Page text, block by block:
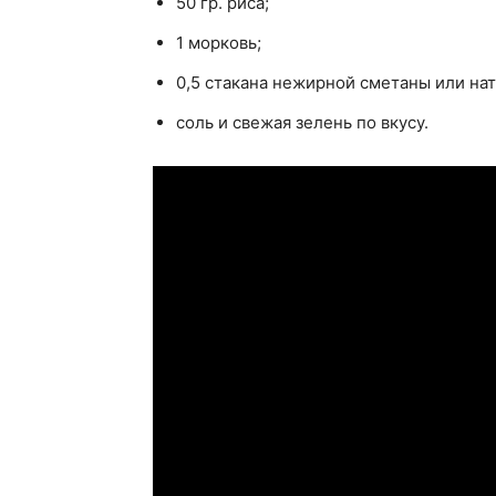
1 морковь;
0,5 стакана нежирной сметаны или
соль и свежая зелень по вкусу.